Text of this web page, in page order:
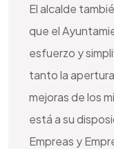
El alcalde
que el
esfuerzo y
tanto la
mejoras de los
está a su
Empreas y